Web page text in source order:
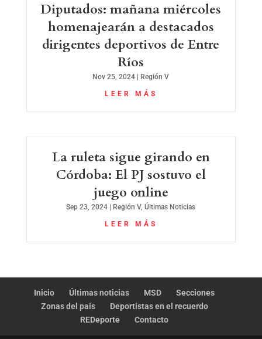
Diputados: mañana miércoles
homenajearán a destacados
dirigentes deportivos de Entre
Ríos
Nov 25, 2024 Región V
LEER MÁS
La ruleta sigue girando en
Córdoba: El PJ sostuvo el
juego online
Sep 23, 2024 | Región V,Últimas Noticias
LEER MÁS
Inicio Últimas noticias MSD
Secciones
Zonas del país
Deportistas en el recuerdo
REDeporte
Contacto